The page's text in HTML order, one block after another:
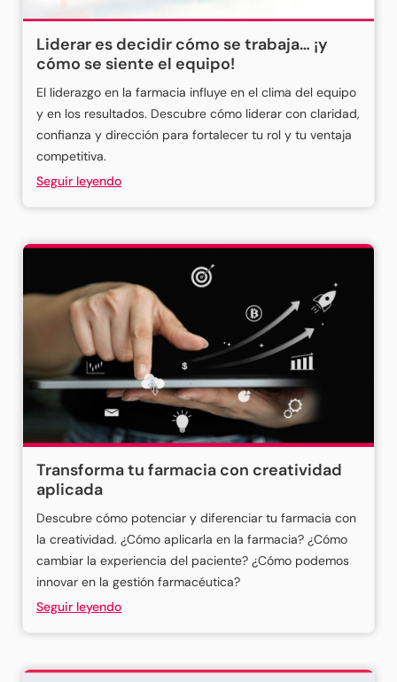
Liderar es decidir cómo se trabaja… ¡y
cómo se siente el equipo!
El liderazgo en la farmacia influye en el clima del equipo
y en los resultados. Descubre cómo liderar con claridad,
confianza y dirección para fortalecer tu rol y tu ventaja
competitiva.
Seguir leyendo
Transforma tu farmacia con creatividad
aplicada
Descubre cómo potenciar y diferenciar tu farmacia con
la creatividad. ¿Cómo aplicarla en la farmacia? ¿Cómo
cambiar la experiencia del paciente? ¿Cómo podemos
innovar en la gestión farmacéutica?
Seguir leyendo